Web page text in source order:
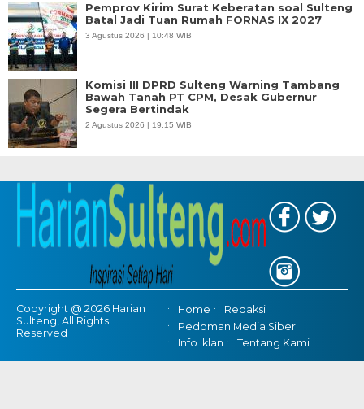
Pemprov Kirim Surat Keberatan soal Sulteng
Batal Jadi Tuan Rumah FORNAS IX 2027
3 Agustus 2026 | 10:48 WIB
Komisi III DPRD Sulteng Warning Tambang
Bawah Tanah PT CPM, Desak Gubernur
Segera Bertindak
2 Agustus 2026 | 19:15 WIB
Copyright @ 2026 Harian
Sulteng, All Rights
Reserved
Home
Redaksi
Pedoman Media Siber
Info Iklan
Tentang Kami